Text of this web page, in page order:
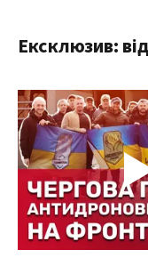
Ексклюзив: